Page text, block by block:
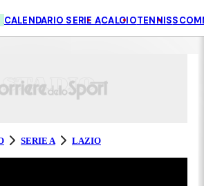
CALENDARIO SERIE ACALCIOTENNIS
SERIE A LAZIO